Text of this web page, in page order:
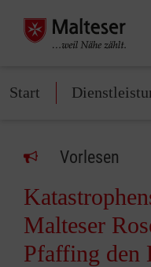
Start
Vorlesen
Malteser
Pfaffing den